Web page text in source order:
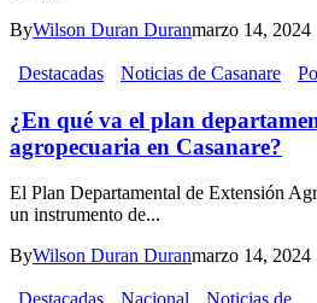
ByWilson Duran Duranmarzo 14, 2024
Destacadas Noticias de Casanare
¿En qué va el plan
agropecuaria en Casanare?
El Plan Departamental de Extensión
un instrumento de...
ByWilson Duran Duranmarzo 14, 2024